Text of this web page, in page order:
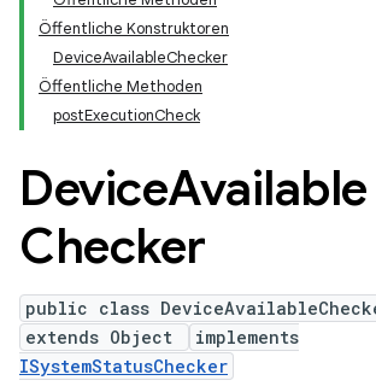
Öffentliche Konstruktoren
DeviceAvailableChecker
Öffentliche Methoden
postExecutionCheck
DeviceAvailable
Checker
public class
extends Object
implements
ISystemStatusChecker